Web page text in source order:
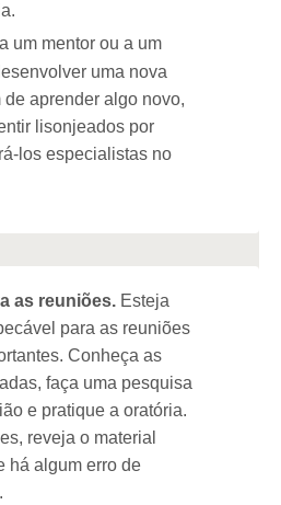
um mentor ou a um
uma nova
de aprender algo novo,
lisonjeados por
los especialistas no
as reuniões. Esteja
para as reuniões
Conheça as
faça uma pesquisa
e pratique a oratória.
reveja o material
há algum erro de